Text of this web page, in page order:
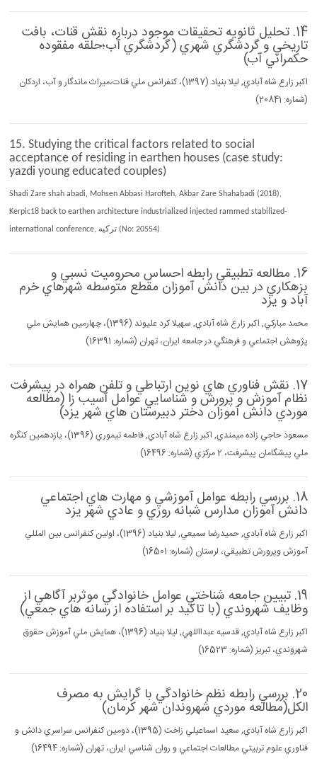
14. تحليل ثانويه تحقيقات موجود درباره نقش قنات، بافت
تاريخي و گردشگري شهري (گردشگري آب؛حلقه مفقوده
حكمراني آب)
اكبر زارع شاه آبادي, ليلا بنياد (1397)، كنفرانس ملي قنات،ميراث ماندگار و آب، اردكان
(شماره: 20841)
15. Studying the critical factors related to social
acceptance of residing in earthen houses (case study:
yazdi young educated couples)
Shadi Zare shah abadi, Mohsen Abbasi Harofteh, Akbar Zare Shahabadi (2018),
Kerpic18 back to earthen architecture industrialized injected rammed stabilized-
international conference, ترکيه (No: 20554)
16. مطالعه تطبيقي رابطه احساس محروميت نسبي و
بزهكاري در بين دانش آموزان مقطع متوسطه شهرهاي خرم
آباد و يزد
محمد مباركي, اكبر زارع شاه آبادي, سهيلا كرد عليوند (1396)، چهارمين همايش ملي
پژوهش اجتماعي و فرهنگي در جامعه ايران، تهران (شماره: 16391)
17. نقش فناوري هاي نوين ارتباطي و تلفن همراه در پيشرفت
نظام آموزش و پرورش و شناسايي عوامل آسيب زا (مطالعه
موردي دانش آموزان دختر دبيرستان هاي شهر يزد)
مسعود حاجي زاده ميمندي, اكبر زارع شاه آبادي, فاطمه تيموري (1396)، يازدهمين كنگره
ملي پيشگامان پيشرفت، 2 مركزي (شماره: 16496)
18. بررسي رابطه عوامل آموزشي و مهارت هاي اجتماعي
دانش آموزان مدارس شبانه روزي و عادي شهر يزد
اكبر زارع شاه آبادي, حميدرضا سميعي, ليلا بنياد (1396)، اولين كنفرانس بين المللي
آموزش وپرورش تطبيقي، لرستان (شماره: 16501)
19. تبيين جامعه شناختي عوامل خانوادگي موثربر آگاهي از
وظايف شهروندي (با تاكيد بر استفاده از رسانه هاي جمعي)
اكبر زارع شاه آبادي, قدسيه عبدااللهي, ليلا بنياد (1396)، همايش ملي آموزش حقوق
شهروندي، تبريز (شماره: 16523)
20. بررسي رابطه نظم خانوادگي با گرايش به مصرف
الكل(مطالعه موردي شهروندان شهر كرمان)
اكبر زارع شاه آبادي, سعيد اسماعيلي زاخت (1395)، دومين كنفرانس سراسري دانش و
فناوري علوم تربيتي مطالعات اجتماعي و روان شناسي ايران، تهران (شماره: 16494)